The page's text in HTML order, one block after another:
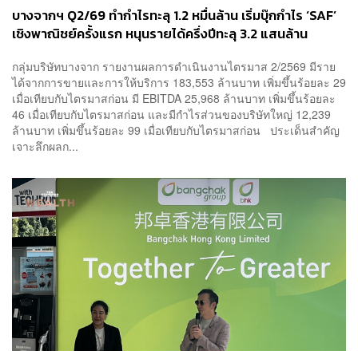
บางจากฯ Q2/69 ทำกำไรทะลุ 1.2 หมื่นล้าน เริ่มบุ๊กกำไร ‘SAF’
เชิงพาณิชย์ครั้งแรก หนุนรายได้ครึ่งปีทะลุ 3.2 แสนล้าน
กลุ่มบริษัทบางจาก รายงานผลการดำเนินงานไตรมาส 2/2569 มีราย
ได้จากการขายและการให้บริการ 183,553 ล้านบาท เพิ่มขึ้นร้อยละ 29
เมื่อเทียบกับไตรมาสก่อน มี EBITDA 25,968 ล้านบาท เพิ่มขึ้นร้อยละ
46 เมื่อเทียบกับไตรมาสก่อน และมีกำไรส่วนของบริษัทใหญ่ 12,239
ล้านบาท เพิ่มขึ้นร้อยละ 99 เมื่อเทียบกับไตรมาสก่อน ประเด็นสำคัญ
เจาะลึกผลก...